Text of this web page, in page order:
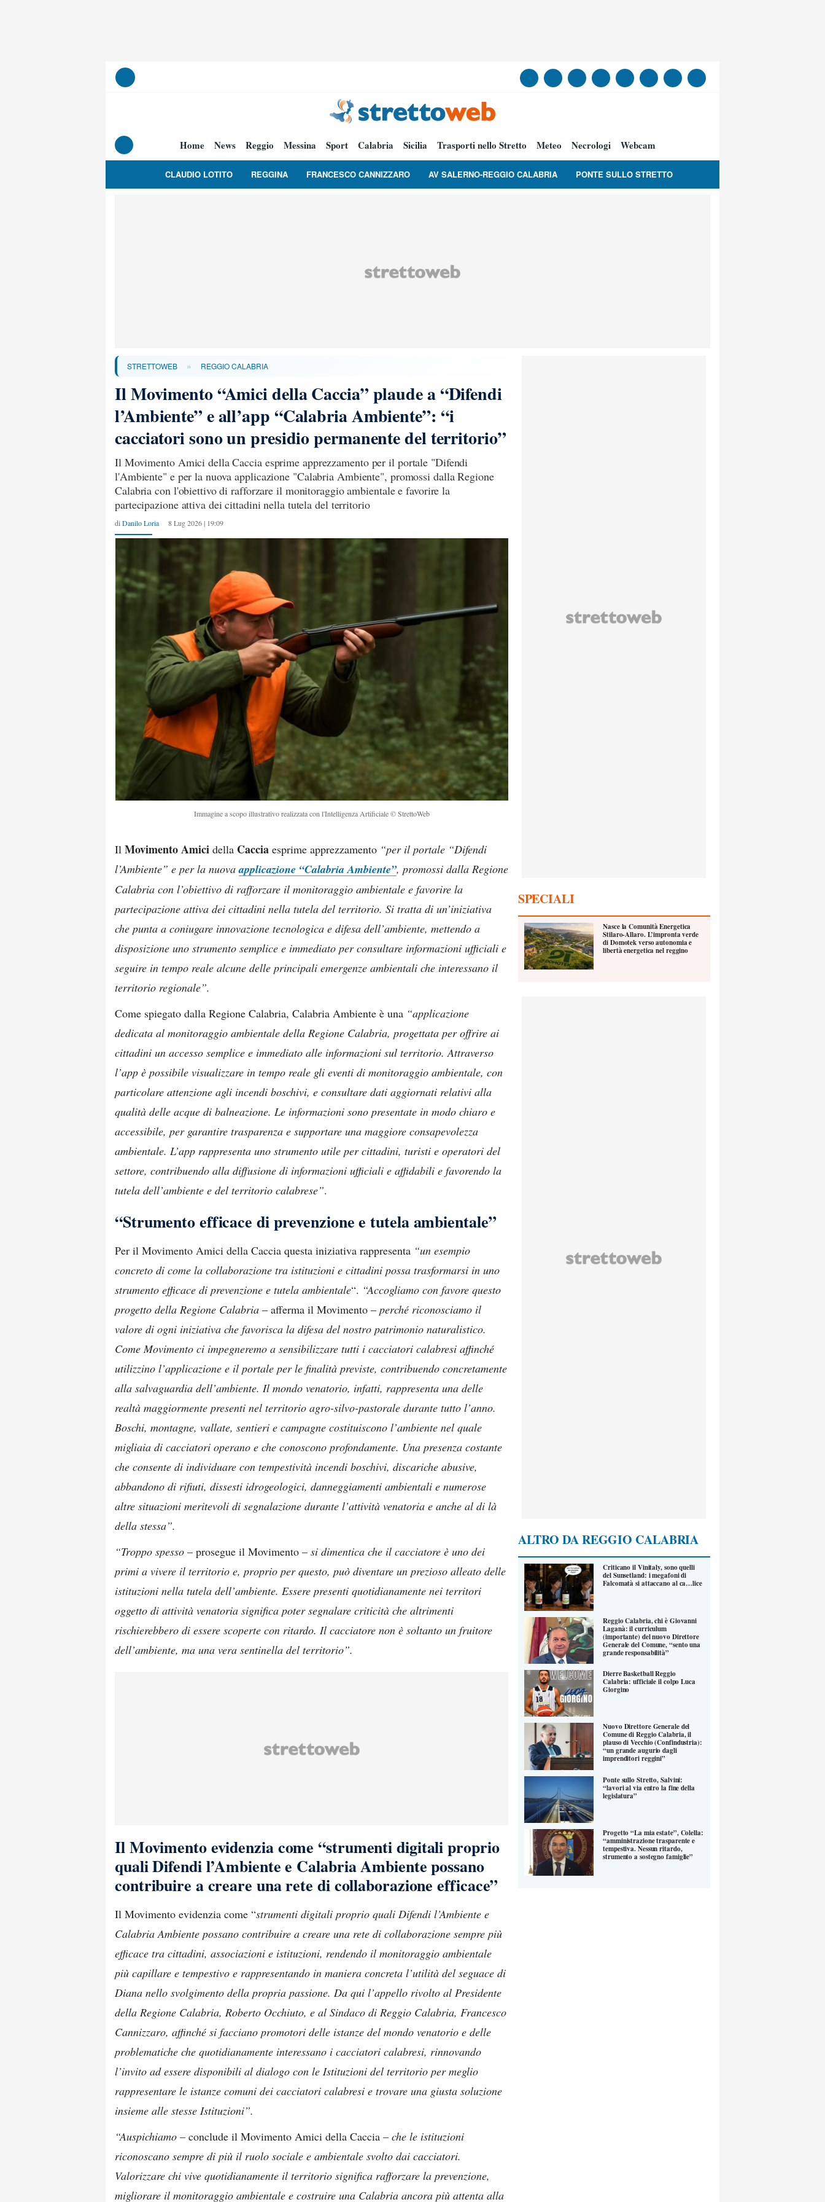
Home News Reggio Messina Sport Calabria Sicilia Trasporti nello Stretto Meteo Necrologi Webcam
CLAUDIO LOTITO REGGINA FRANCESCO CANNIZZARO AV SALERNO-REGGIO CALABRIA PONTE SULLO STRETTO
STRETTOWEB » REGGIO CALABRIA
Il Movimento “Amici della Caccia” plaude a “Difendi
l’Ambiente” e all’app “Calabria Ambiente”: “i
cacciatori sono un presidio permanente del territorio”
Il Movimento Amici della Caccia esprime apprezzamento per il portale "Difendi
l'Ambiente" e per la nuova applicazione "Calabria Ambiente", promossi dalla Regione
Calabria con l'obiettivo di rafforzare il monitoraggio ambientale e favorire la
partecipazione attiva dei cittadini nella tutela del territorio
di Danilo Loria 8 Lug 2026 | 19:09
Immagine a scopo illustrativo realizzata con l'Intelligenza Artificiale © StrettoWeb
Il Movimento Amici della Caccia esprime apprezzamento “per il portale “Difendi
l’Ambiente” e per la nuovaapplicazione “Calabria Ambiente”, promossi dalla Regione
Calabria con l’obiettivo di rafforzare il monitoraggio ambientale e favorire la
partecipazione attiva dei cittadini nella tutela del territorio. Si tratta di un’iniziativa
che punta a coniugare innovazione tecnologica e difesa dell’ambiente, mettendo a
disposizione uno strumento semplice e immediato per consultare informazioni ufficiali e
seguire in tempo reale alcune delle principali emergenze ambientali che interessano il
territorio regionale”.
Come spiegato dalla Regione Calabria, Calabria Ambiente è una “applicazione
dedicata al monitoraggio ambientale della Regione Calabria, progettata per offrire ai
cittadini un accesso semplice e immediato alle informazioni sul territorio. Attraverso
l’app è possibile visualizzare in tempo reale gli eventi di monitoraggio ambientale, con
particolare attenzione agli incendi boschivi, e consultare dati aggiornati relativi alla
qualità delle acque di balneazione. Le informazioni sono presentate in modo chiaro e
accessibile, per garantire trasparenza e supportare una maggiore consapevolezza
ambientale. L’app rappresenta uno strumento utile per cittadini, turisti e operatori del
settore, contribuendo alla diffusione di informazioni ufficiali e affidabili e favorendo la
tutela dell’ambiente e del territorio calabrese”.
“Strumento efficace di prevenzione e tutela ambientale”
Per il Movimento Amici della Caccia questa iniziativa rappresenta “un esempio
concreto di come la collaborazione tra istituzioni e cittadini possa trasformarsi in uno
strumento efficace di prevenzione e tutela ambientale“. “Accogliamo con favore questo
progetto della Regione Calabria – afferma il Movimento – perché riconosciamo il
valore di ogni iniziativa che favorisca la difesa del nostro patrimonio naturalistico.
Come Movimento ci impegneremo a sensibilizzare tutti i cacciatori calabresi affinché
utilizzino l’applicazione e il portale per le finalità previste, contribuendo concretamente
alla salvaguardia dell’ambiente. Il mondo venatorio, infatti, rappresenta una delle
realtà maggiormente presenti nel territorio agro-silvo-pastorale durante tutto l’anno.
Boschi, montagne, vallate, sentieri e campagne costituiscono l’ambiente nel quale
migliaia di cacciatori operano e che conoscono profondamente. Una presenza costante
che consente di individuare con tempestività incendi boschivi, discariche abusive,
abbandono di rifiuti, dissesti idrogeologici, danneggiamenti ambientali e numerose
altre situazioni meritevoli di segnalazione durante l’attività venatoria e anche al di là
della stessa”.
“Troppo spesso – prosegue il Movimento – si dimentica che il cacciatore è uno dei
primi a vivere il territorio e, proprio per questo, può diventare un prezioso alleato delle
istituzioni nella tutela dell’ambiente. Essere presenti quotidianamente nei territori
oggetto di attività venatoria significa poter segnalare criticità che altrimenti
rischierebbero di essere scoperte con ritardo. Il cacciatore non è soltanto un fruitore
dell’ambiente, ma una vera sentinella del territorio”.
Il Movimento evidenzia come “strumenti digitali proprio
quali Difendi l’Ambiente e Calabria Ambiente possano
contribuire a creare una rete di collaborazione efficace”
Il Movimento evidenzia come “strumenti digitali proprio quali Difendi l’Ambiente e
Calabria Ambiente possano contribuire a creare una rete di collaborazione sempre più
efficace tra cittadini, associazioni e istituzioni, rendendo il monitoraggio ambientale
più capillare e tempestivo e rappresentando in maniera concreta l’utilità del seguace di
Diana nello svolgimento della propria passione. Da qui l’appello rivolto al Presidente
della Regione Calabria, Roberto Occhiuto, e al Sindaco di Reggio Calabria, Francesco
Cannizzaro, affinché si facciano promotori delle istanze del mondo venatorio e delle
problematiche che quotidianamente interessano i cacciatori calabresi, rinnovando
l’invito ad essere disponibili al dialogo con le Istituzioni del territorio per meglio
rappresentare le istanze comuni dei cacciatori calabresi e trovare una giusta soluzione
insieme alle stesse Istituzioni”.
“Auspichiamo – conclude il Movimento Amici della Caccia – che le istituzioni
riconoscano sempre di più il ruolo sociale e ambientale svolto dai cacciatori.
Valorizzare chi vive quotidianamente il territorio significa rafforzare la prevenzione,
migliorare il monitoraggio ambientale e costruire una Calabria ancora più attenta alla
SPECIALI
Nasce la Comunità Energetica
Stilaro-Allaro. L’impronta verde
di Domotek verso autonomia e
libertà energetica nel reggino
ALTRO DA REGGIO CALABRIA
Criticano il Vinitaly, sono quelli
del Sunsetland: i megafoni di
Falcomatà si attaccano al ca…lice
Reggio Calabria, chi è Giovanni
Laganà: il curriculum
(importante) del nuovo Direttore
Generale del Comune, “sento una
grande responsabilità”
Dierre Basketball Reggio
Calabria: ufficiale il colpo Luca
Giorgino
Nuovo Direttore Generale del
Comune di Reggio Calabria, il
plauso di Vecchio (Confindustria):
“un grande augurio dagli
imprenditori reggini”
Ponte sullo Stretto, Salvini:
“lavori al via entro la fine della
legislatura”
Progetto “La mia estate”, Colella:
“amministrazione trasparente e
tempestiva. Nessun ritardo,
strumento a sostegno famiglie”